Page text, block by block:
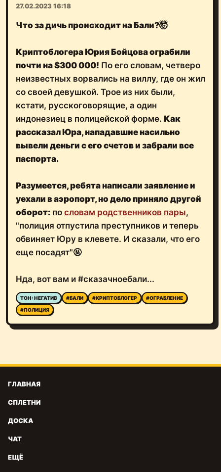
27.02.2023 16:18
Что за дичь происходит на Бали?🤯
Криптоблогера Юрия Бойцова ограбили
почти на $300 000! По его словам, четверо
неизвестных ворвались на виллу, где он жил
со своей девушкой. Трое из них были,
кстати, русскоговорящие, а один
индонезиец в полицейской форме. Как
рассказал Юра, нападавшие насильно
вывели деньги с его счетов и забрали все
паспорта.
Разумеется, ребята написали заявление и
уехали в аэропорт, но дело приняло другой
оборот: по словам родственников пары,
"полиция отпустила преступников и теперь
обвиняет Юру в клевете. И сказали, что его
еще посадят"🤬
Нда, вот вам и #сказачноебали...
ТОН: НЕГАТИВ #БАЛИ #КРИПТОБЛОГЕР
#ОГРАБЛЕНИЕ
#ПОЛИЦИЯ
ГЛАВНАЯ
СПЛЕТНИ
ДОСКА
ЧАТ
ЕЩЁ